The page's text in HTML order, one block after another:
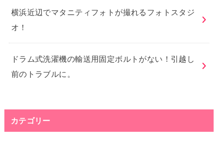
横浜近辺でマタニティフォトが撮れるフォトスタジ
オ！
ドラム式洗濯機の輸送用固定ボルトがない！引越し
前のトラブルに。
カテゴリー